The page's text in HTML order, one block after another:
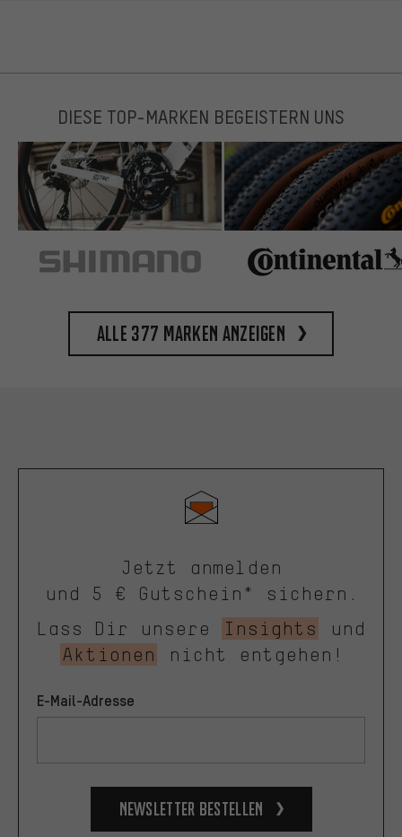
DIESE TOP-MARKEN BEGEISTERN UNS
Alle 377 Marken anzeigen
Jetzt anmelden
und 5 € Gutschein* sichern.
Lass Dir unsere
Insights
und
Aktionen
nicht entgehen!
E-Mail-Adresse
Newsletter bestellen